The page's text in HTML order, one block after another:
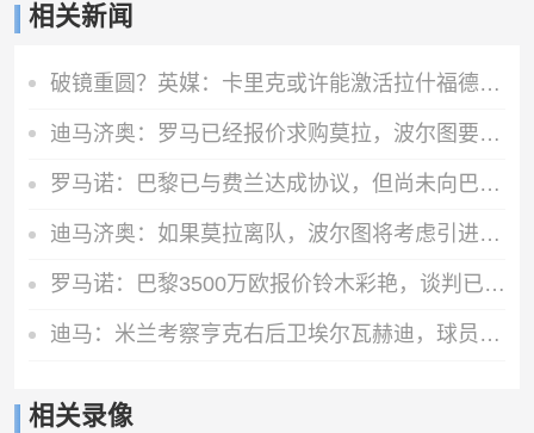
相关新闻
破镜重圆？英媒：卡里克或许能激活拉什福德 唯有时间能检验对错
迪马济奥：罗马已经报价求购莫拉，波尔图要价5000万欧谈判在继续
罗马诺：巴黎已与费兰达成协议，但尚未向巴萨正式报价
迪马济奥：如果莫拉离队，波尔图将考虑引进米兰前锋希门尼斯
罗马诺：巴黎3500万欧报价铃木彩艳，谈判已经进入最后阶段
迪马：米兰考察亨克右后卫埃尔瓦赫迪，球员估价1300万到1500万欧
相关录像